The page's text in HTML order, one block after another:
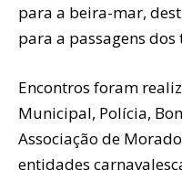
para a beira-mar,
para a passagens
Encontros foram
Municipal, Polícia,
Associação de
entidades